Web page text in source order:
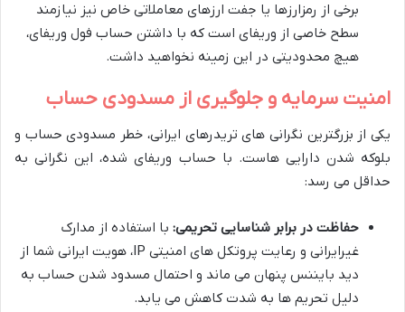
برخی از رمزارزها یا جفت ارزهای معاملاتی خاص نیز نیازمند
سطح خاصی از وریفای است که با داشتن حساب فول وریفای،
هیچ محدودیتی در این زمینه نخواهید داشت.
امنیت سرمایه و جلوگیری از مسدودی حساب
یکی از بزرگترین نگرانی های تریدرهای ایرانی، خطر مسدودی حساب و
بلوکه شدن دارایی هاست. با حساب وریفای شده، این نگرانی به
حداقل می رسد:
حفاظت در برابر شناسایی تحریمی: با استفاده از مدارک
غیرایرانی و رعایت پروتکل های امنیتی IP، هویت ایرانی شما از
دید بایننس پنهان می ماند و احتمال مسدود شدن حساب به
دلیل تحریم ها به شدت کاهش می یابد.